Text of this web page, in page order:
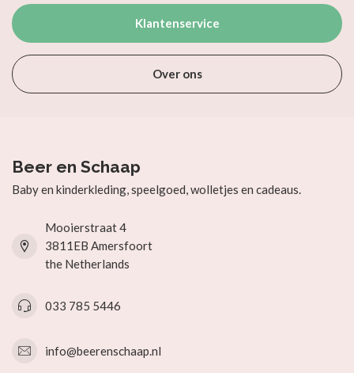
Klantenservice
Over ons
Beer en Schaap
Baby en kinderkleding, speelgoed, wolletjes en cadeaus.
Mooierstraat 4
3811EB Amersfoort
the Netherlands
033 785 5446
info@beerenschaap.nl